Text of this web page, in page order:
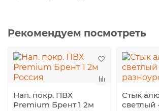
Рекомендуем посмотреть
Нап. покр. ПВХ
Premium Брент 1 2м
Стык
светлый